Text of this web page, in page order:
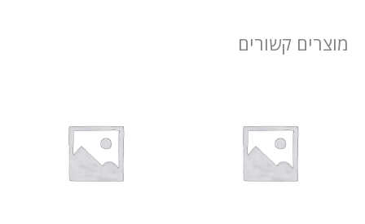
מוצרים קשורים